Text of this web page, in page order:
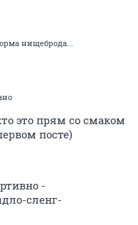
нищеброда...
это прям со смаком
посте)
-
сленг-